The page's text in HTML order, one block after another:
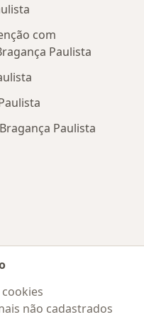
com
Paulista
Paulista
não cadastrados